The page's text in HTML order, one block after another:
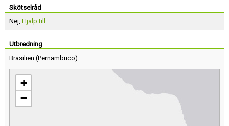
Skötselråd
Nej, Hjälp till
Utbredning
Brasilien (Pernambuco)
+
−